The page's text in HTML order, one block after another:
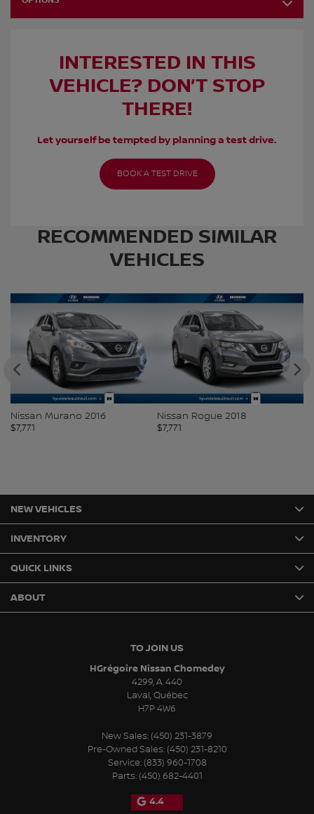
INTERESTED IN THIS
VEHICLE? DON’T STOP
THERE!
Let yourself be tempted by planning a test drive.
BOOK A TEST DRIVE
RECOMMENDED SIMILAR
VEHICLES
Nissan Murano 2016
$7,771
Nissan Rogue 2018
$7,771
TO JOIN US
HGrégoire Nissan Chomedey
4299, A. 440
Laval,Québec
H7P 4W6
New Sales: (450) 231-3879
Pre-Owned Sales: (450) 231-8210
Service: (833) 960-1708
Parts: (450) 682-4401
4.4
NEW VEHICLES
INVENTORY
QUICK LINKS
ABOUT